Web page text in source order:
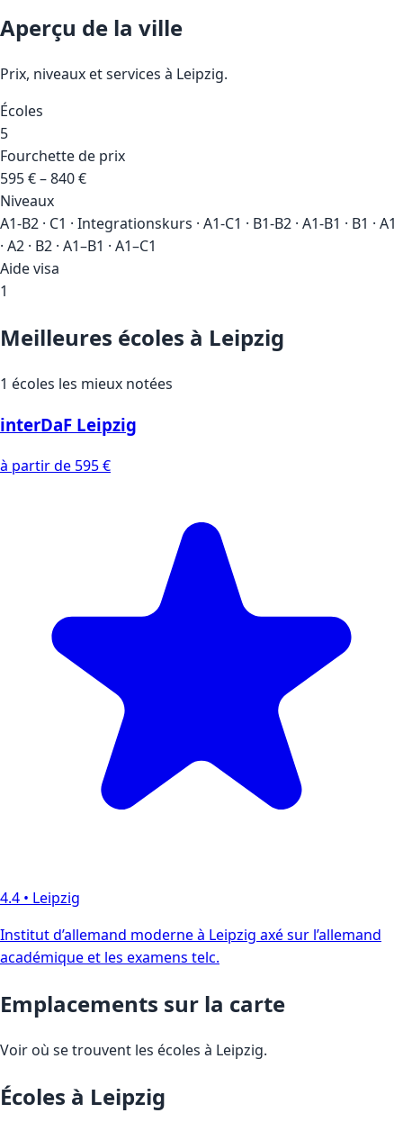
Aperçu de la ville
Prix, niveaux et services à Leipzig.
Écoles
5
Fourchette de prix
595 € – 840 €
Niveaux
A1-B2 · C1 · Integrationskurs · A1-C1 · B1-B2 · A1-B1 · B1 · A1
· A2 · B2 · A1–B1 · A1–C1
Aide visa
1
Meilleures écoles à Leipzig
1 écoles les mieux notées
interDaF Leipzig
à partir de 595 €
4.4 • Leipzig
Institut d’allemand moderne à Leipzig axé sur l’allemand
académique et les examens telc.
Emplacements sur la carte
Voir où se trouvent les écoles à Leipzig.
Écoles à Leipzig